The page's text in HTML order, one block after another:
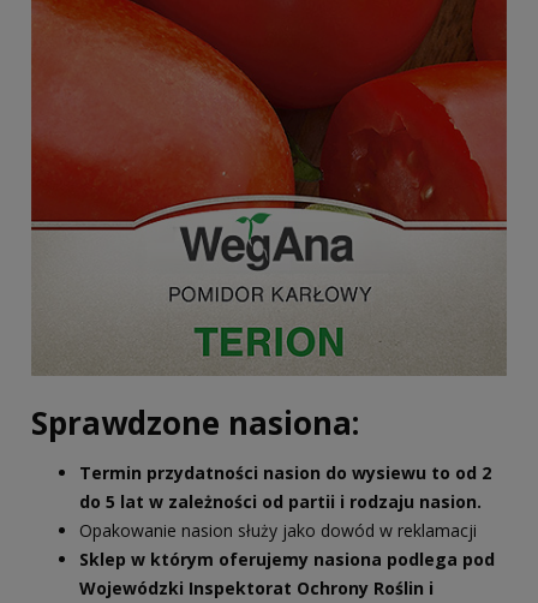
Sprawdzone nasiona:
Termin przydatności nasion do wysiewu to od 2
do 5 lat w zależności od partii i rodzaju nasion.
Opakowanie nasion służy jako dowód w reklamacji
Sklep w którym oferujemy nasiona podlega pod
Wojewódzki Inspektorat Ochrony Roślin i